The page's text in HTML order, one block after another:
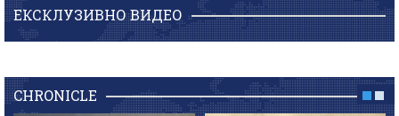
ЕКСКЛУЗИВНО ВИДЕО
CHRONICLE